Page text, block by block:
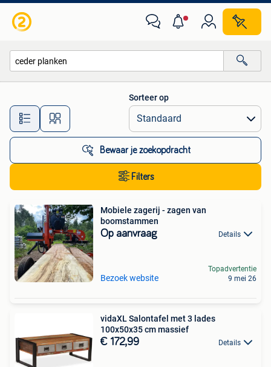
Alle afstanden…
Sorteer op
Bewaar je zoekopdracht
Filters
Mobiele zagerij - zagen van
boomstammen
Op aanvraag Details
Bezoek website
Topadvertentie
9 mei 26
vidaXL Salontafel met 3 lades
100x50x35 cm massief
€ 172,99 Details